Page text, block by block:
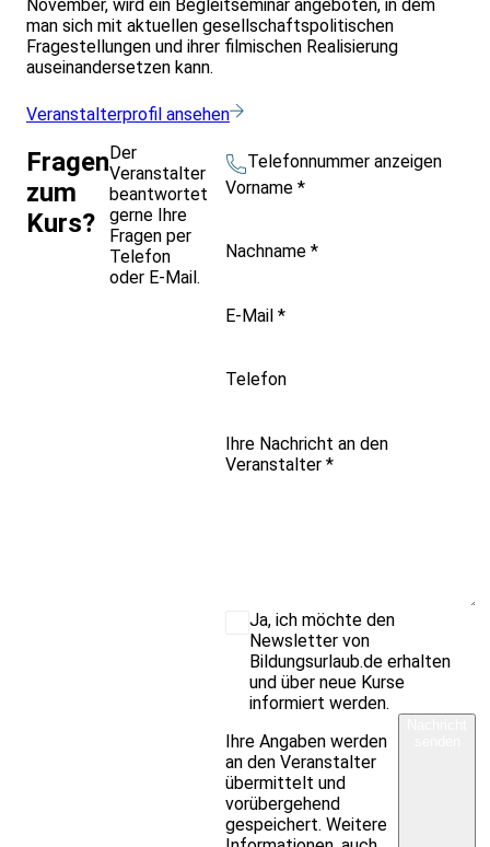
November, wird ein Begleitseminar angeboten, in dem
man sich mit aktuellen gesellschaftspolitischen
Fragestellungen und ihrer filmischen Realisierung
auseinandersetzen kann.
Veranstalterprofil ansehen
Fragen
zum
Kurs?
Der
Veranstalter
beantwortet
gerne Ihre
Fragen per
Telefon
oder E-Mail.
Telefonnummer anzeigen
Vorname *
Nachname *
E-Mail *
Telefon
Ihre Nachricht an den
Veranstalter *
Ja, ich möchte den
Newsletter von
Bildungsurlaub.de erhalten
und über neue Kurse
informiert werden.
Ihre Angaben werden
an den Veranstalter
übermittelt und
vorübergehend
gespeichert. Weitere